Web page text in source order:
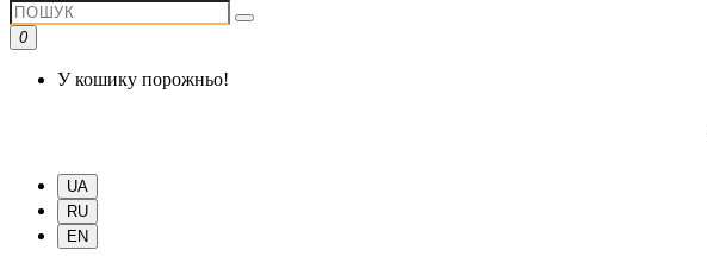
0
У кошику порожньо!
UA
RU
EN